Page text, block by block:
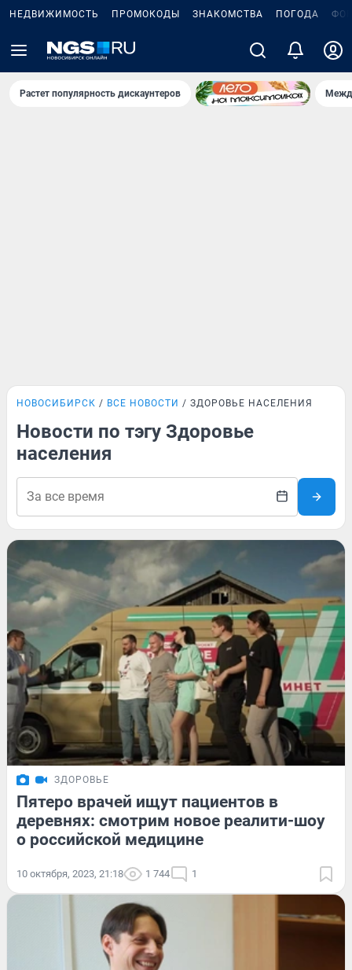
НЕДВИЖИМОСТЬ ПРОМОКОДЫ ЗНАКОМСТВА ПОГОДА
Растет популярность дискаунтеров
НОВОСИБИРСК ВСЕ НОВОСТИ ЗДОРОВЬЕ НАСЕЛЕНИЯ
Новости по тэгу Здоровье
населения
ЗДОРОВЬЕ
Пятеро врачей ищут пациентов в
деревнях: смотрим новое реалити-шоу
о российской медицине
10 октября, 2023, 21:18 1 744 1